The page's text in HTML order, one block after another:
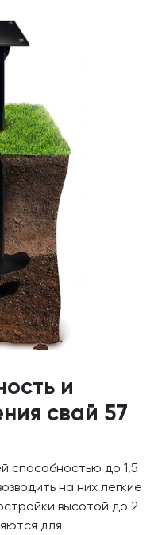
и
свай 57
способностью до 1,5
на них легкие
высотой до 2
для